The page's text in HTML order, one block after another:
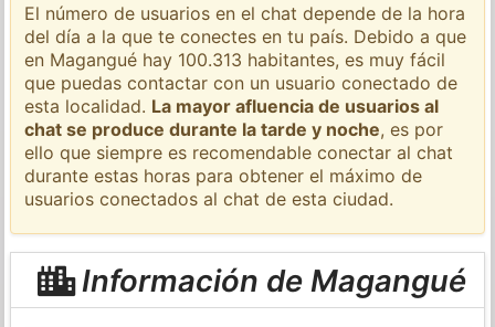
El número de usuarios en el chat depende de la hora
del día a la que te conectes en tu país. Debido a que
en Magangué hay 100.313 habitantes, es muy fácil
que puedas contactar con un usuario conectado de
esta localidad. La mayor afluencia de usuarios al
chat se produce durante la tarde y noche, es por
ello que siempre es recomendable conectar al chat
durante estas horas para obtener el máximo de
usuarios conectados al chat de esta ciudad.
Información de Magangué